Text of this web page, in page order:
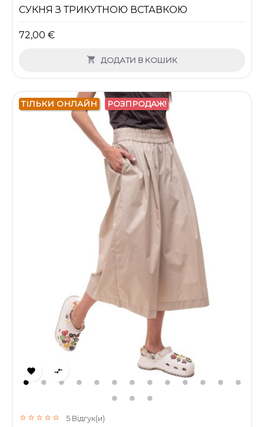
СУКНЯ З ТРИКУТНОЮ ВСТАВКОЮ
72,00 €
 ДОДАТИ В КОШИК
ТІЛЬКИ ОНЛАЙН РОЗПРОДАЖ!
 
5 Відгук(и)